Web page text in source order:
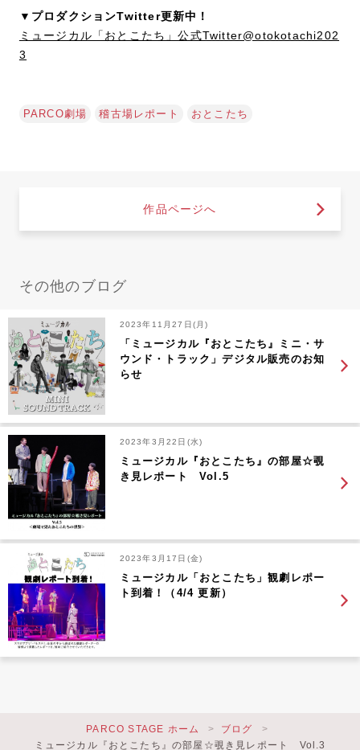
▼プロダクションTwitter更新中！
ミュージカル「おとこたち」公式Twitter@otokotachi202
3
PARCO劇場 稽古場レポート おとこたち
作品ページへ
その他のブログ
2023年11月27日(月)
「ミュージカル『おとこたち』ミニ・サ
ウンド・トラック」デジタル販売のお知
らせ
2023年3月22日(水)
ミュージカル『おとこたち』の部屋☆覗
き見レポート Vol.5
2023年3月17日(金)
ミュージカル「おとこたち」観劇レポー
ト到着！（4/4 更新）
PARCO STAGE ホーム
ブログ
ミュージカル『おとこたち』の部屋☆覗き見レポート Vol.3